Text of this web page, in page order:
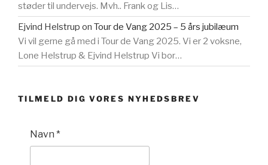
støder til undervejs. Mvh.. Frank og Lis…
Ejvind Helstrup on Tour de Vang 2025 – 5 års jubilæum
Vi vil gerne gå med i Tour de Vang 2025. Vi er 2 voksne,
Lone Helstrup & Ejvind Helstrup Vi bor…
TILMELD DIG VORES NYHEDSBREV
Navn *